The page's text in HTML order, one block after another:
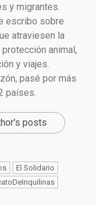
y migrantes.
escribo sobre
atraviesen la
animal,
y viajes.
pasé por más
países.
posts
El Solidario